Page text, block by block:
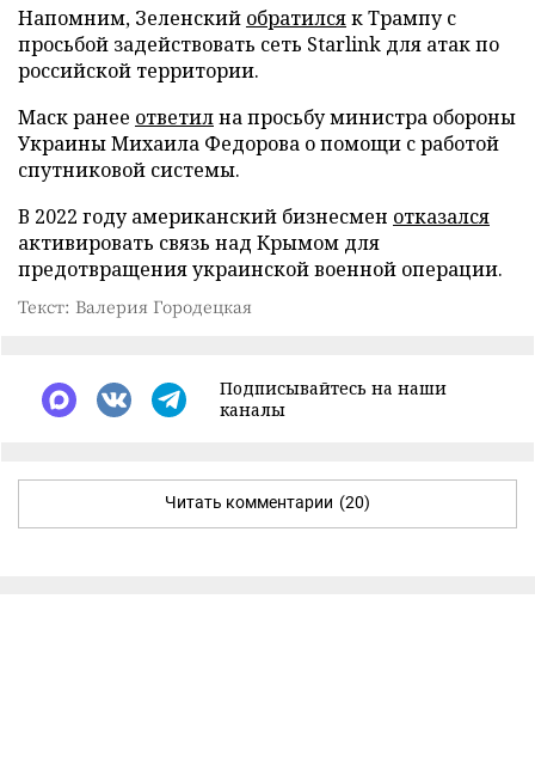
Напомним, Зеленский обратилсяк Трампу с
просьбой задействовать сеть Starlink для атак по
российской территории.
Маск ранее ответилна просьбу министра обороны
Украины Михаила Федорова о помощи с работой
спутниковой системы.
В 2022 году американский бизнесмен отказался
активировать связь над Крымом для
предотвращения украинской военной операции.
Текст: Валерия Городецкая
Подписывайтесь на наши
каналы
Читать комментарии (20)